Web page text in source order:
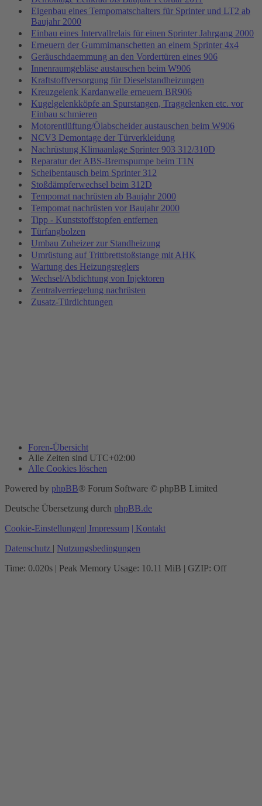
Eigenbau eines Tempomatschalters für Sprinter und LT2 ab
Baujahr 2000
Einbau eines Intervallrelais für einen Sprinter Jahrgang 2000
Erneuern der Gummimanschetten an einem Sprinter 4x4
Geräuschdaemmung an den Vordertüren eines 906
Innenraumgebläse austauschen beim W906
Kraftstoffversorgung für Dieselstandheizungen
Kreuzgelenk Kardanwelle erneuern BR906
Kugelgelenkköpfe an Spurstangen, Traggelenken etc. vor
Einbau schmieren
Motorentlüftung/Ölabscheider austauschen beim W906
NCV3 Demontage der Türverkleidung
Nachrüstung Klimaanlage Sprinter 903 312/310D
Reparatur der ABS-Bremspumpe beim T1N
Scheibentausch beim Sprinter 312
Stoßdämpferwechsel beim 312D
Tempomat nachrüsten ab Baujahr 2000
Tempomat nachrüsten vor Baujahr 2000
Tipp - Kunststoffstopfen entfernen
Türfangbolzen
Umbau Zuheizer zur Standheizung
Umrüstung auf Trittbrettstoßstange mit AHK
Wartung des Heizungsreglers
Wechsel/Abdichtung von Injektoren
Zentralverriegelung nachrüsten
Zusatz-Türdichtungen
Foren-Übersicht
Alle Zeiten sind UTC+02:00
Alle Cookies löschen
Powered by phpBB® Forum Software © phpBB Limited
Deutsche Übersetzung durch phpBB.de
Cookie-Einstellungen| Impressum | Kontakt
Datenschutz | Nutzungsbedingungen
Time: 0.020s | Peak Memory Usage: 10.11 MiB | GZIP: Off